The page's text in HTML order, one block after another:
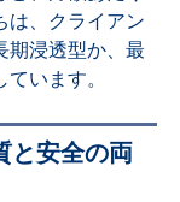
は、クライアン
期浸透型か、最
います。
と安全の両